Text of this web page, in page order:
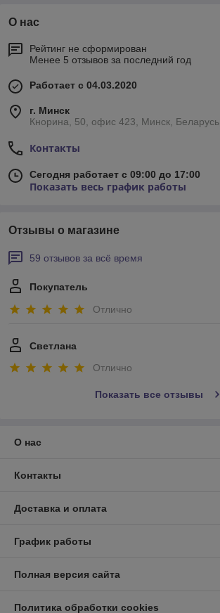
О нас
Рейтинг не сформирован
Менее 5 отзывов за последний год
Работает с 04.03.2020
г. Минск
Кнорина, 50, офис 423, Минск, Беларусь
Контакты
Сегодня работает с 09:00 до 17:00
Показать весь график работы
Отзывы о магазине
59 отзывов за всё время
Покупатель
Отлично
Светлана
Отлично
Показать все отзывы
О нас
Контакты
Доставка и оплата
График работы
Полная версия сайта
Политика обработки cookies